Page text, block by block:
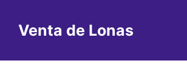
contenido
Venta de Lonas